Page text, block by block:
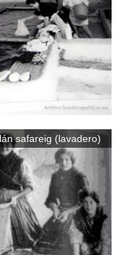
safareig (lavadero)